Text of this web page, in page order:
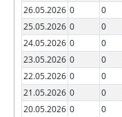
26.05.2026 0 0
25.05.2026 0 0
24.05.2026 0 0
23.05.2026 0 0
22.05.2026 0 0
21.05.2026 0 0
20.05.2026 0 0